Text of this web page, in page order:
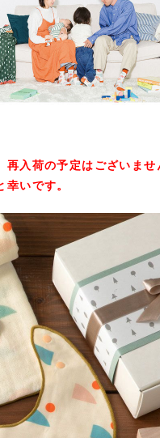
入荷の予定はございませ
いです。